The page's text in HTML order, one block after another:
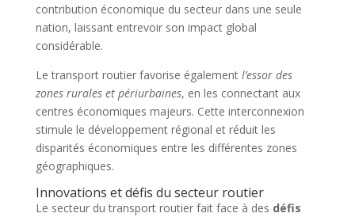
contribution économique du secteur dans une seule
nation, laissant entrevoir son impact global
considérable.
Le transport routier favorise également l’essor des
zones rurales et périurbaines, en les connectant aux
centres économiques majeurs. Cette interconnexion
stimule le développement régional et réduit les
disparités économiques entre les différentes zones
géographiques.
Innovations et défis du secteur routier
Le secteur du transport routier fait face à des défis